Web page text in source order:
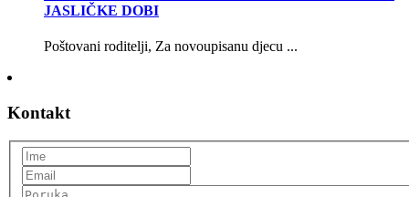
JASLIČKE DOBI
Poštovani roditelji, Za novoupisanu djecu ...
Kontakt